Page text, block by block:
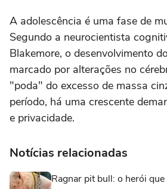
A adolescência é uma fase de
Segundo a neurocientista
Blakemore, o desenvolvimento
marcado por alterações no
"poda" do excesso de massa
período, há uma crescente
e privacidade.
Notícias relacionadas
Ragnar pit bull: o herói